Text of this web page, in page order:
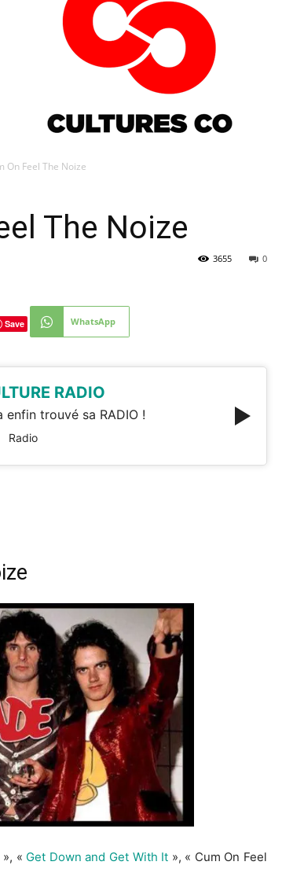
On Feel The Noize
The Noize
0
3655
Save WhatsApp
RADIO
enfin trouvé sa RADIO !
Radio
« Get Down and Get With It », « Cum On Feel